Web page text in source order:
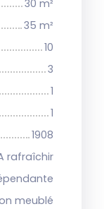
30 m²
35 m²
10
3
1
1
1908
rafraîchir
meublé